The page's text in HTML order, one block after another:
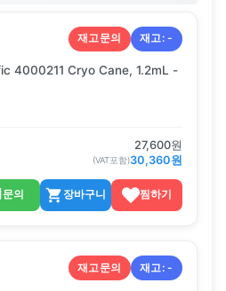
재고문의 재고:-
4000211 Cryo Cane, 1.2mL -
27,600원
(VAT포함)30,360원
문의 장바구니 찜하기
재고문의 재고:-